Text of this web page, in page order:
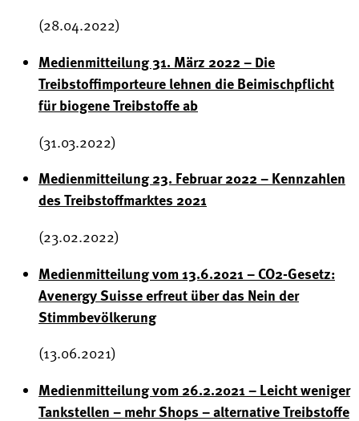
(28.04.2022)
Medienmitteilung 31. März 2022 – Die
Treibstoffimporteure lehnen die Beimischpflicht
für biogene Treibstoffe ab
(31.03.2022)
Medienmitteilung 23. Februar 2022 – Kennzahlen
des Treibstoffmarktes 2021
(23.02.2022)
Medienmitteilung vom 13.6.2021 – CO2-Gesetz:
Avenergy Suisse erfreut über das Nein der
Stimmbevölkerung
(13.06.2021)
Medienmitteilung vom 26.2.2021 – Leicht weniger
Tankstellen – mehr Shops – alternative Treibstoffe